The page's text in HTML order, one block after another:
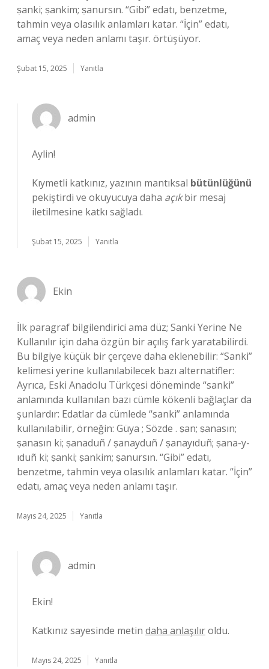
ṣanki; ṣankim; ṣanursın. “Gibi” edatı, benzetme,
tahmin veya olasılık anlamları katar. “İçin” edatı,
amaç veya neden anlamı taşır. örtüşüyor.
Şubat 15, 2025 Yanıtla
admin
Aylin!
Kıymetli katkınız, yazının mantıksal bütünlüğünü
pekiştirdi ve okuyucuya daha açıkbir mesaj
iletilmesine katkı sağladı.
Şubat 15, 2025 Yanıtla
Ekin
İlk paragraf bilgilendirici ama düz; Sanki Yerine Ne
Kullanılır için daha özgün bir açılış fark yaratabilirdi.
Bu bilgiye küçük bir çerçeve daha eklenebilir: “Sanki”
kelimesi yerine kullanılabilecek bazı alternatifler:
Ayrıca, Eski Anadolu Türkçesi döneminde “sanki”
anlamında kullanılan bazı cümle kökenli bağlaçlar da
şunlardır: Edatlar da cümlede “sanki” anlamında
kullanılabilir, örneğin: Güya ; Sözde . ṣan; ṣanasın;
ṣanasın ki; ṣanaduñ / ṣanayduñ / ṣanayıduñ; ṣana-y-
ıduñ ki; ṣanki; ṣankim; ṣanursın. “Gibi” edatı,
benzetme, tahmin veya olasılık anlamları katar. “İçin”
edatı, amaç veya neden anlamı taşır.
Mayıs 24, 2025 Yanıtla
admin
Ekin!
Katkınız sayesinde metin daha anlaşılıroldu.
Mayıs 24, 2025 Yanıtla